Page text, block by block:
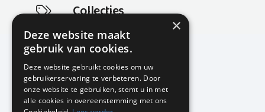
Collecties
Actuele en populaire collecties
KMP Kantoormeubilair
Airport Business Park
Frankfurtstraat 29-31
×
Deze website maakt
gebruik van cookies.
Deze website gebruikt cookies om uw
gebruikerservaring te verbeteren. Door
onze website te gebruiken, stemt u in met
alle cookies in overeenstemming met ons